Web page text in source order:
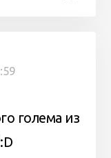
голема из